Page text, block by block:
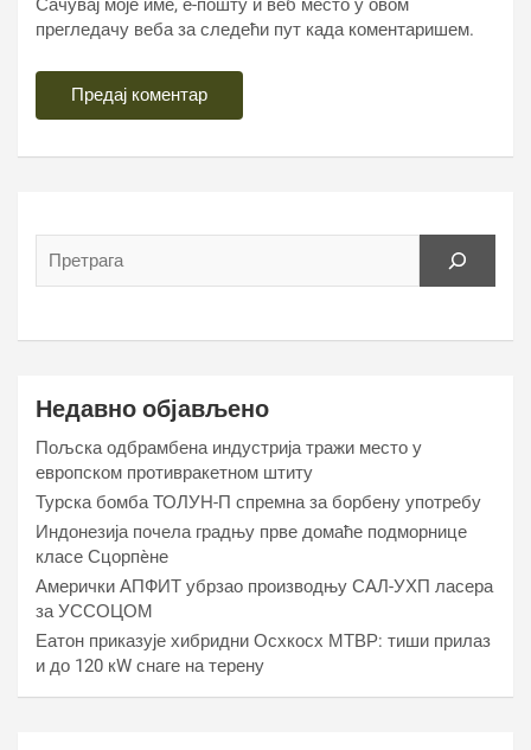
Сачувај моје име, е-пошту и веб место у овом
прегледачу веба за следећи пут када коментаришем.
Недавно објављено
Пољска одбрамбена индустрија тражи место у
европском противракетном штиту
Турска бомба ТОЛУН-П спремна за борбену употребу
Индонезија почела градњу прве домаће подморнице
класе Сцорпèне
Амерички АПФИТ убрзао производњу САЛ-УХП ласера
за УССОЦОМ
Еатон приказује хибридни Осхкосх МТВР: тиши прилаз
и до 120 кW снаге на терену